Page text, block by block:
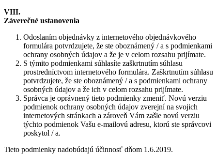
VIII.
Záverečné ustanovenia
Odoslaním objednávky z internetového objednávkového
formulára potvrdzujete, že ste oboznámený / a s podmienkami
ochrany osobných údajov a že je v celom rozsahu prijímate.
S týmito podmienkami súhlasíte zaškrtnutím súhlasu
prostredníctvom internetového formulára. Zaškrtnutím súhlasu
potvrdzujete, že ste oboznámený / a s podmienkami ochrany
osobných údajov a že ich v celom rozsahu prijímate.
Správca je oprávnený tieto podmienky zmeniť. Novú verziu
podmienok ochrany osobných údajov zverejní na svojich
internetových stránkach a zároveň Vám zašle novú verziu
týchto podmienok Vašu e-mailovú adresu, ktorú ste správcovi
poskytol / a.
Tieto podmienky nadobúdajú účinnosť dňom 1.6.2019.